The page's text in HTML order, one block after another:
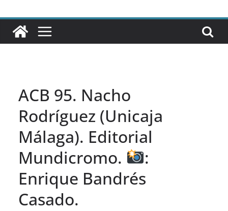
ACB 95. Nacho
Rodríguez (Unicaja
Málaga). Editorial
Mundicromo.
:
Enrique Bandrés
Casado.